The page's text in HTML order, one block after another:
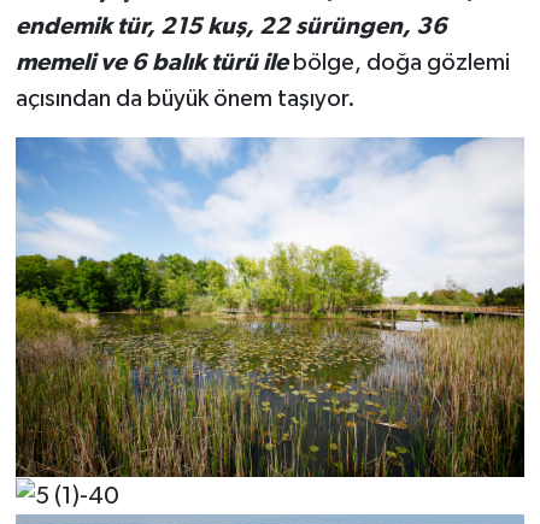
endemik tür, 215 kuş, 22 sürüngen, 36
memeli ve 6 balık türü ilebölge, doğa gözlemi
açısından da büyük önem taşıyor.